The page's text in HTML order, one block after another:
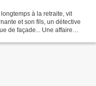
à la retraite, vit
et son fils, un détective
de façade... Une affaire